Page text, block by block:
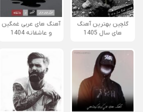
گلچین بهترین آهنگ
های سال 1405
آهنگ های عربی غمگین
و عاشقانه 1404